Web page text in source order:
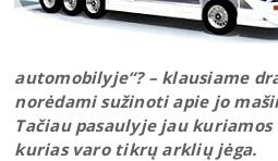
automobilyje“? – klausiame
norėdami sužinoti apie jo
Tačiau pasaulyje jau
kurias varo tikrų arklių jėga.